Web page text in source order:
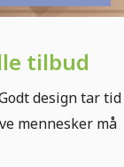
tilbud
design tar tid
mennesker må